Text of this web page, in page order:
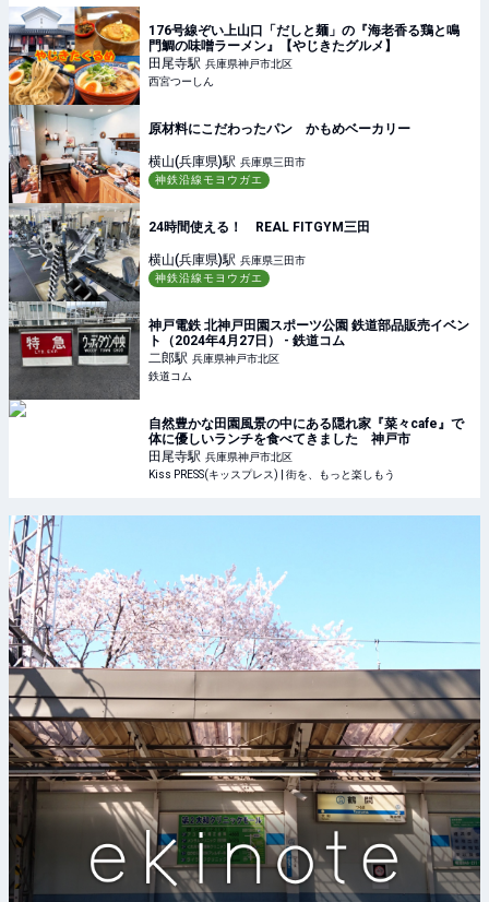
176号線ぞい上山口「だしと麺」の『海老香る鶏と鳴
門鯛の味噌ラーメン』【やじきたグルメ】
田尾寺駅 兵庫県神戸市北区
西宮つーしん
原材料にこだわったパン かもめベーカリー
横山(兵庫県)駅 兵庫県三田市
神鉄沿線モヨウガエ
24時間使える！ REAL FITGYM三田
横山(兵庫県)駅 兵庫県三田市
神鉄沿線モヨウガエ
神戸電鉄 北神戸田園スポーツ公園 鉄道部品販売イベン
ト（2024年4月27日） - 鉄道コム
二郎駅 兵庫県神戸市北区
鉄道コム
自然豊かな田園風景の中にある隠れ家『菜々cafe』で
体に優しいランチを食べてきました 神戸市
田尾寺駅 兵庫県神戸市北区
Kiss PRESS(キッスプレス) | 街を、もっと楽しもう